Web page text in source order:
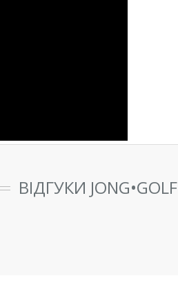
ВІДГУКИ